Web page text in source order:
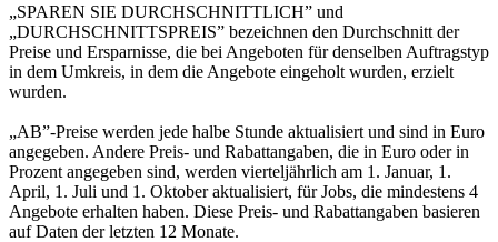
„SPAREN SIE DURCHSCHNITTLICH” und
„DURCHSCHNITTSPREIS” bezeichnen den Durchschnitt der
Preise und Ersparnisse, die bei Angeboten für denselben Auftragstyp
in dem Umkreis, in dem die Angebote eingeholt wurden, erzielt
wurden.
„AB”-Preise werden jede halbe Stunde aktualisiert und sind in Euro
angegeben. Andere Preis- und Rabattangaben, die in Euro oder in
Prozent angegeben sind, werden vierteljährlich am 1. Januar, 1.
April, 1. Juli und 1. Oktober aktualisiert, für Jobs, die mindestens 4
Angebote erhalten haben. Diese Preis- und Rabattangaben basieren
auf Daten der letzten 12 Monate.